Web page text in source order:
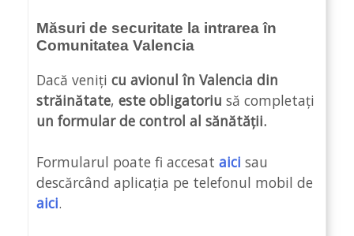
Măsuri de securitate la intrarea în
Comunitatea Valencia
Dacă veniți cu avionul în Valencia din
străinătate, este obligatoriu să completați
un formular de control al sănătății.
Formularul poate fi accesat aici sau
descărcând aplicația pe telefonul mobil de
aici.